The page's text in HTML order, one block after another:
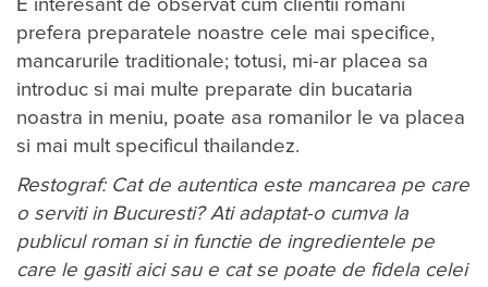
E interesant de observat cum clientii romani
prefera preparatele noastre cele mai specifice,
mancarurile traditionale; totusi, mi-ar placea sa
introduc si mai multe preparate din bucataria
noastra in meniu, poate asa romanilor le va placea
si mai mult specificul thailandez.
Restograf: Cat de autentica este mancarea pe care
o serviti in Bucuresti? Ati adaptat-o cumva la
publicul roman si in functie de ingredientele pe
care le gasiti aici sau e cat se poate de fidela celei